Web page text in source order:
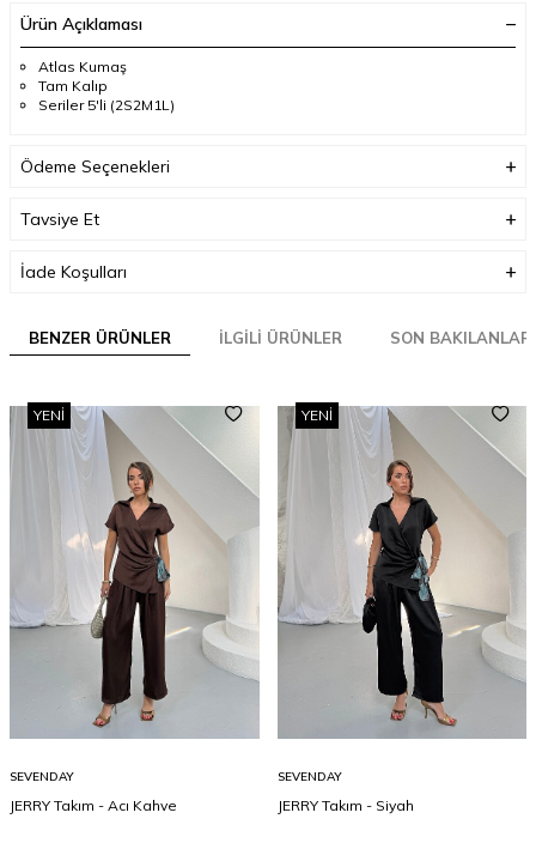
Ürün Açıklaması
Atlas Kumaş
Tam Kalıp
Seriler 5'li (2S2M1L)
Ödeme Seçenekleri
Tavsiye Et
İade Koşulları
BENZER ÜRÜNLER İLGILI ÜRÜNLER SON BAKILANLAR
YENI
SEVENDAY
JERRY Takım - Acı Kahve
YENI
SEVENDAY
JERRY Takım - Siyah